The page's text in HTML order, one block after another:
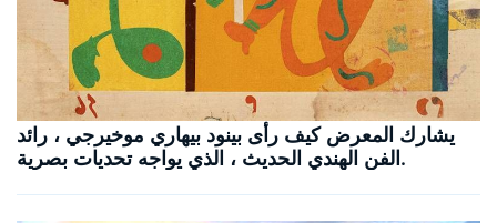
يشارك المعرض كيف رأى بينود بيهاري موخيرجي ، رائد
الفن الهندي الحديث ، الذي يواجه تحديات بصرية.